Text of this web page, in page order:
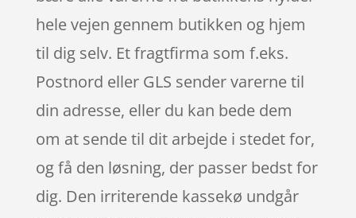
hele vejen gennem butikken og hjem
til dig selv. Et fragtfirma som f.eks.
Postnord eller GLS sender varerne til
din adresse, eller du kan bede dem
om at sende til dit arbejde i stedet for,
og få den løsning, der passer bedst for
dig. Den irriterende kassekø undgår